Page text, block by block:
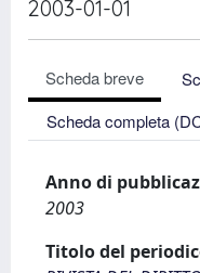
2003-01-01
Scheda breve
Scheda completa
Anno di
2003
Titolo del